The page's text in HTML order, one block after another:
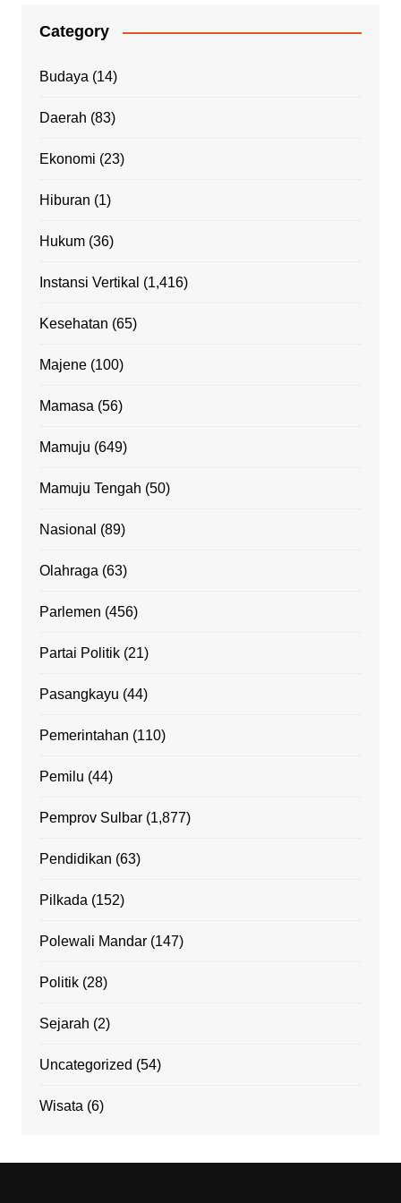
Category
Budaya (14)
Daerah (83)
Ekonomi (23)
Hiburan (1)
Hukum(36)
Instansi Vertikal (1,416)
Kesehatan (65)
Majene(100)
Mamasa (56)
Mamuju (649)
Mamuju Tengah (50)
Nasional (89)
Olahraga (63)
Parlemen (456)
Partai Politik(21)
Pasangkayu (44)
Pemerintahan (110)
Pemilu (44)
Pemprov Sulbar(1,877)
Pendidikan (63)
Pilkada (152)
Polewali Mandar(147)
Politik(28)
Sejarah (2)
Uncategorized (54)
Wisata (6)